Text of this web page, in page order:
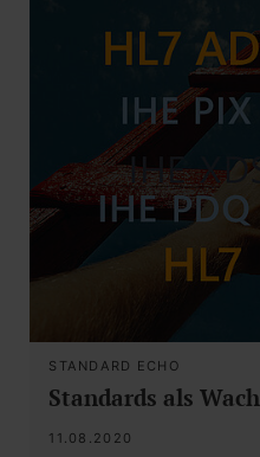
STANDARD ECHO
Standards als
11.08.2020